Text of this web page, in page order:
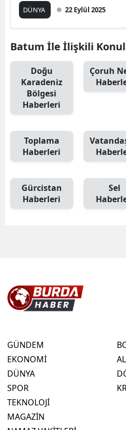
DÜNYA 22 Eylül 2025
Batum İle İlişkili
Doğu
Karadeniz
Bölgesi
Haberleri
Çoruh
Toplama
Haberleri
Gürcistan
Haberleri
Sel
GÜNDEM
EKONOMİ
DÜNYA
SPOR
TEKNOLOJİ
MAGAZİN